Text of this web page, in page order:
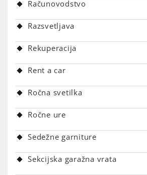
Računovodstvo
Razsvetljava
Rekuperacija
Rent a car
Ročna svetilka
Ročne ure
Sedežne garniture
Sekcijska garažna vrata